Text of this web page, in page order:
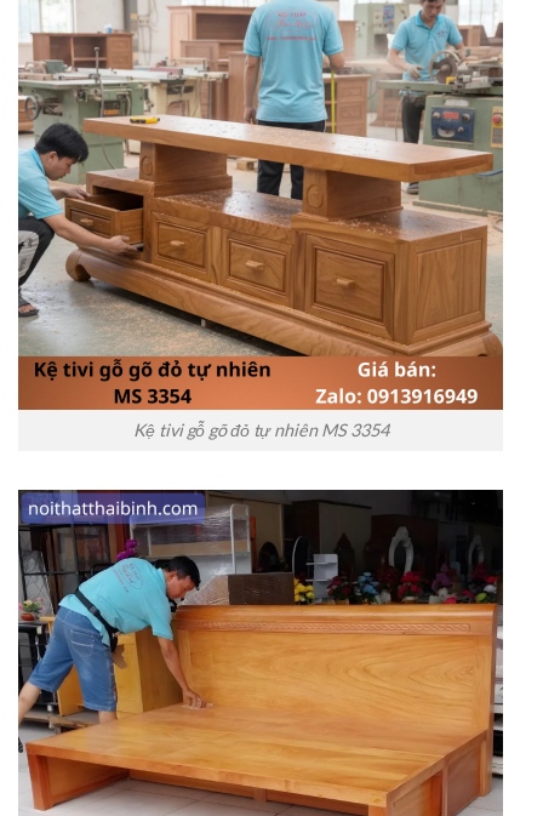
Kệ tivi gỗ gõ đỏ tự nhiên MS 3354